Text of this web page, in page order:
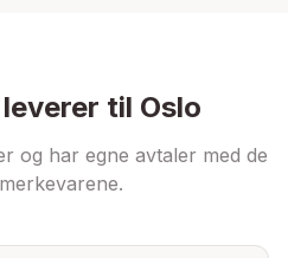
til Oslo
og har egne avtaler med de